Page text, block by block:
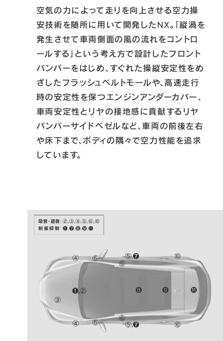
空気の力によって走りを向上させる空力操
安技術を随所に用いて開発したNX。「縦渦を
発生させて車両側面の風の流れをコントロ
ールする」という考え方で設計したフロント
バンパーをはじめ、すぐれた操縦安定性をめ
ざしたフラッシュベルトモールや、高速走行
時の安定性を保つエンジンアンダーカバー、
車両安定性とリヤの接地感に貢献するリヤ
バンパーサイドベゼルなど、車両の前後左右
や床下まで、ボディの隅々で空力性能を追求
しています。